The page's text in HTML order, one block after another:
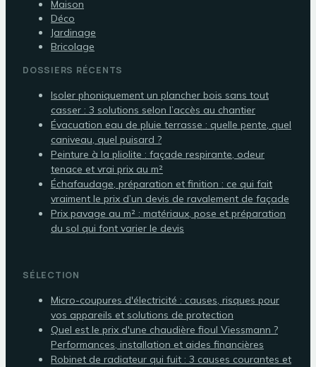
Maison
Déco
Jardinage
Bricolage
DOSSIERS RÉCENTS
Isoler phoniquement un plancher bois sans tout
casser : 3 solutions selon l’accès au chantier
Évacuation eau de pluie terrasse : quelle pente, quel
caniveau, quel puisard ?
Peinture à la pliolite : façade respirante, odeur
tenace et vrai prix au m²
Échafaudage, préparation et finition : ce qui fait
vraiment le prix d’un devis de ravalement de façade
Prix pavage au m² : matériaux, pose et préparation
du sol qui font varier le devis
SÉLECTION
Micro-coupures d'électricité : causes, risques pour
vos appareils et solutions de protection
Quel est le prix d'une chaudière fioul Viessmann ?
Performances, installation et aides financières
Robinet de radiateur qui fuit : 3 causes courantes et